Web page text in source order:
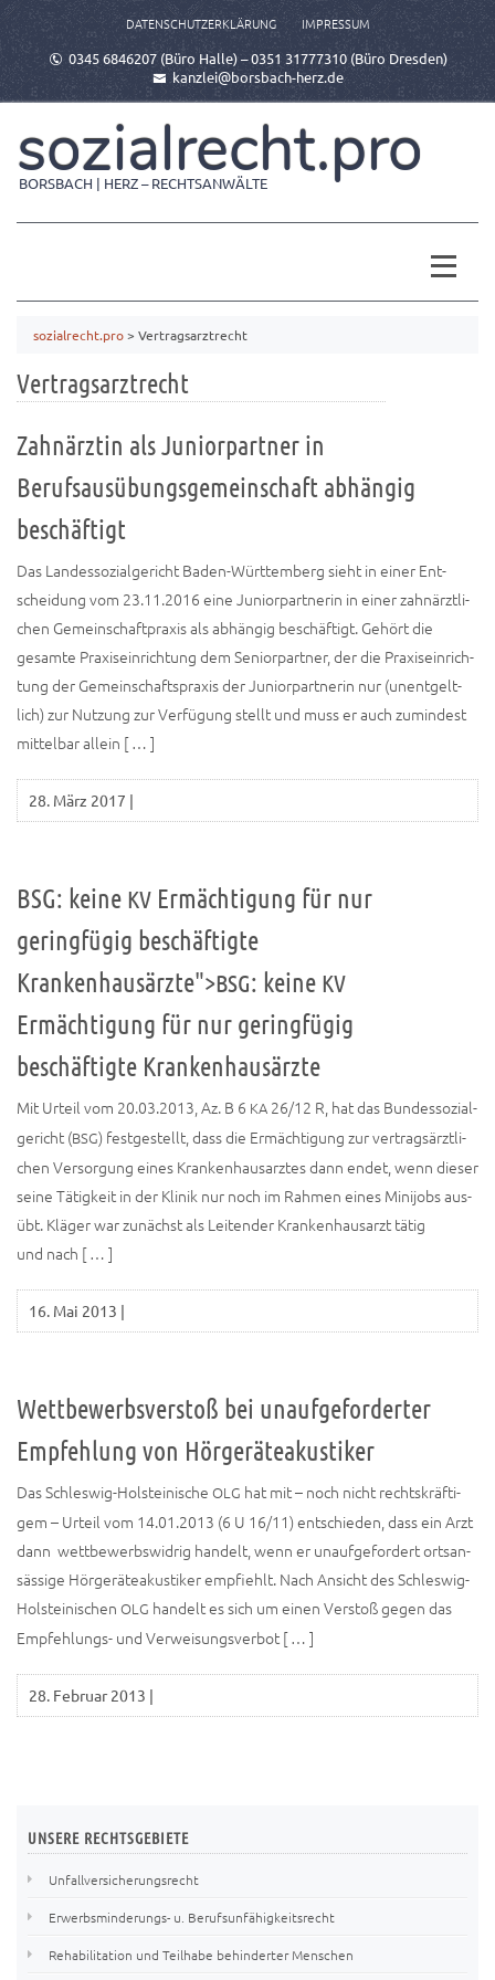
DATENSCHUTZERKLÄRUNG IMPRESSUM
0345 6846207 (Büro Halle) – 0351 31777310 (Büro Dresden)
kanzlei@borsbach-herz.de
sozialrecht.pro
BORSBACH | HERZ – RECHTSANWÄLTE
sozialrecht.pro> Vertragsarztrecht
Vertragsarztrecht
Zahnärztin als Juniorpartner in
Berufsausübungsgemeinschaft abhängig
beschäftigt
Das Lan­des­so­zi­al­ge­richt Baden-Wür­t­­te­m­­berg sieht in einer Ent­
schei­dung vom 23.11.2016 eine Juni­or­part­ne­rin in einer zahn­ärzt­li­
chen Gemein­schaft­pra­xis als abhän­gig beschäf­tigt. Gehört die
gesam­te Pra­xis­ein­rich­tung dem Seni­or­part­ner, der die Pra­xis­ein­rich­
tung der Gemein­schafts­pra­xis der Juni­or­part­ne­rin nur (unent­gelt­
lich) zur Nut­zung zur Ver­fü­gung stellt und muss er auch zumin­dest
mit­tel­bar allein [ … ]
28. März 2017 |
BSG: keine KV Ermächtigung für nur
geringfügig beschäftigte
Krankenhausärzte">BSG: keine KV
Ermächtigung für nur geringfügig
beschäftigte Krankenhausärzte
Mit Urteil vom 20.03.2013, Az. B 6 KA 26/12 R, hat das Bun­des­so­zi­al­
ge­richt (BSG) fest­ge­stellt, dass die Ermäch­ti­gung zur ver­trags­ärzt­li­
chen Ver­sor­gung eines Kran­ken­haus­arz­tes dann endet, wenn die­ser
sei­ne Tätig­keit in der Kli­nik nur noch im Rah­men eines Mini­jobs aus­
übt. Klä­ger war zunächst als Lei­ten­der Kran­ken­haus­arzt tätig
und nach [ … ]
16. Mai 2013 |
Wettbewerbsverstoß bei unaufgeforderter
Empfehlung von Hörgeräteakustiker
Das Schles­­wig-Hol­s­tei­­ni­­sche OLG hat mit – noch nicht rechts­kräf­ti­
gem – Urteil vom 14.01.2013 (6 U 16/11) ent­schie­den, dass ein Arzt
dann wett­be­werbs­wid­rig han­delt, wenn er unauf­ge­for­dert orts­an­
säs­si­ge Hör­ge­rä­te­akus­ti­ker emp­fiehlt. Nach Ansicht des Schles­­wig-
Hol­s­tei­­ni­­schen OLG han­delt es sich um einen Ver­stoß gegen das
Emp­­feh­­lungs- und Verweisungsverbot [ … ]
28. Februar 2013 |
UNSERE RECHTSGEBIETE
Unfallversicherungsrecht
Erwerbsminderungs- u. Berufsunfähigkeitsrecht
Rehabilitation und Teilhabe behinderter Menschen